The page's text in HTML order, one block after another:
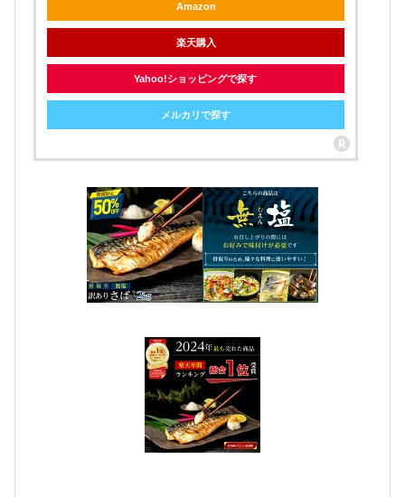
Amazon
楽天購入
Yahoo!ショッピングで探す
メルカリで探す